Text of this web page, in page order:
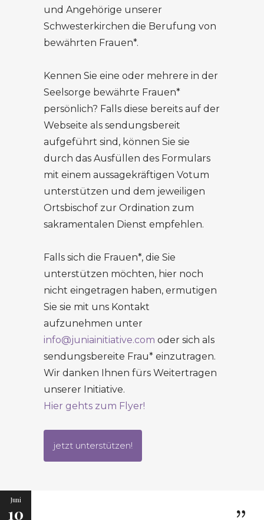
und Angehörige unserer
Schwesterkirchen die Berufung von
bewährten Frauen*.
Kennen Sie eine oder mehrere in der
Seelsorge bewährte Frauen*
persönlich? Falls diese bereits auf der
Webseite als sendungsbereit
aufgeführt sind, können Sie sie
durch das Ausfüllen des Formulars
mit einem aussagekräftigen Votum
unterstützen und dem jeweiligen
Ortsbischof zur Ordination zum
sakramentalen Dienst empfehlen.
Falls sich die Frauen*, die Sie
unterstützen möchten, hier noch
nicht eingetragen haben, ermutigen
Sie sie mit uns Kontakt
aufzunehmen unter
info@juniainitiative.com oder sich als
sendungsbereite Frau* einzutragen.
Wir danken Ihnen fürs Weitertragen
unserer Initiative.
Hier gehts zum Flyer!
jetzt unterstützen!
Juni
10